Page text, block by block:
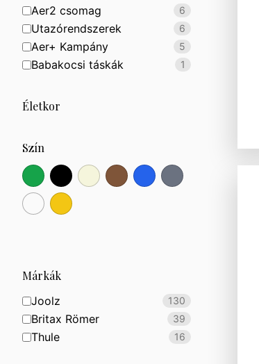
Aer2 csomag 6
Utazórendszerek 6
Aer+ Kampány 5
Babakocsi táskák 1
Életkor
Szín
Márkák
Joolz 130
Britax Römer 39
Thule 16